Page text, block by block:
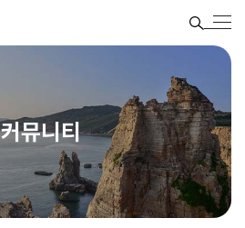
커뮤니티